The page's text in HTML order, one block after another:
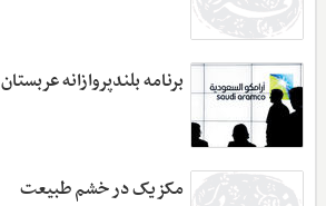
برنامه بلندپروازانه عربستان
مکزیک در خشم طبیعت